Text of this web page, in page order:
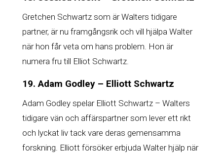
Gretchen Schwartz som är Walters tidigare
partner, är nu framgångsrik och vill hjälpa Walter
när hon får veta om hans problem. Hon är
numera fru till Elliot Schwartz.
19. Adam Godley – Elliott Schwartz
Adam Godley spelar Elliott Schwartz – Walters
tidigare vän och affärspartner som lever ett rikt
och lyckat liv tack vare deras gemensamma
forskning. Elliott försöker erbjuda Walter hjälp när